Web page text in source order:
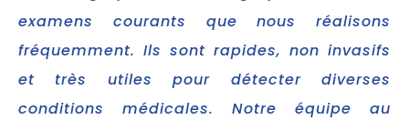
examens courants que nous réalisons
fréquemment. Ils sont rapides, non invasifs
et très utiles pour détecter diverses
conditions médicales. Notre équipe au